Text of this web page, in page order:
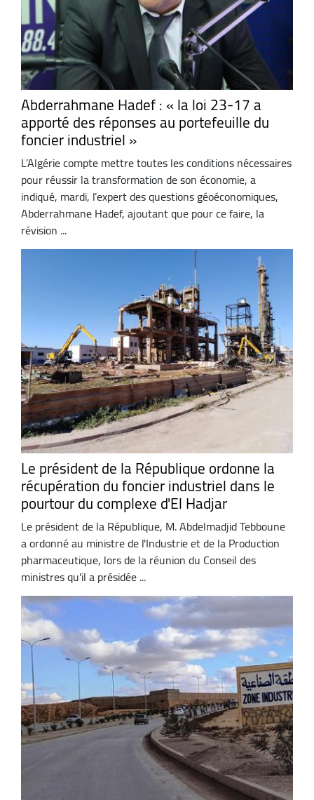
Abderrahmane Hadef : « la loi 23-17 a
apporté des réponses au portefeuille du
foncier industriel »
L’Algérie compte mettre toutes les conditions nécessaires
pour réussir la transformation de son économie, a
indiqué, mardi, l’expert des questions géoéconomiques,
Abderrahmane Hadef, ajoutant que pour ce faire, la
révision ...
Le président de la République ordonne la
récupération du foncier industriel dans le
pourtour du complexe d'El Hadjar
Le président de la République, M. Abdelmadjid Tebboune
a ordonné au ministre de l'Industrie et de la Production
pharmaceutique, lors de la réunion du Conseil des
ministres qu'il a présidée ...